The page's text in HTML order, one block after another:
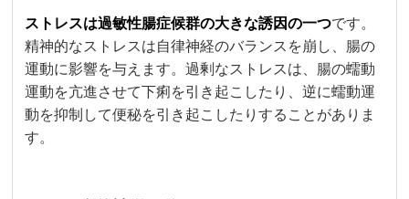
ストレスは過敏性腸症候群の大きな誘因の一つです。
精神的なストレスは自律神経のバランスを崩し、腸の
運動に影響を与えます。過剰なストレスは、腸の蠕動
運動を亢進させて下痢を引き起こしたり、逆に蠕動運
動を抑制して便秘を引き起こしたりすることがありま
す。